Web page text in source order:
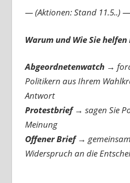
— (Aktionen: Stand 11.5..) —
Warum und Wie Sie
Abgeordnetenwatch →
Politikern aus Ihrem
Antwort
Protestbrief → sagen Sie
Meinung
Offener Brief →
Widerspruch an die